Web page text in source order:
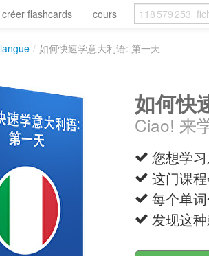
créer flashcards cours
/ 如何快速学意大利语: 第一天
如何快
Ciao! 来
您想学
这门课
每个单
发现这